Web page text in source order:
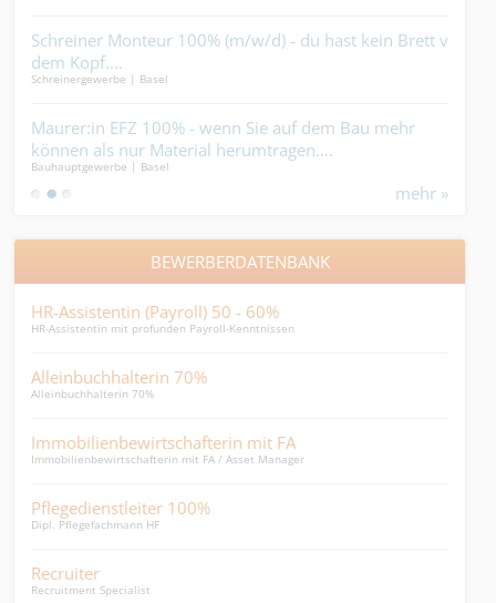
Schreiner Monteur 100% (m/w/d) - du hast kein Brett vor
dem Kopf....
Schreinergewerbe | Basel
Maurer:in EFZ 100% - wenn Sie auf dem Bau mehr
können als nur Material herumtragen….
Bauhauptgewerbe | Basel
mehr »
BEWERBERDATENBANK
HR-Assistentin (Payroll) 50 - 60%
HR-Assistentin mit profunden Payroll-Kenntnissen
Alleinbuchhalterin 70%
Alleinbuchhalterin 70%
Immobilienbewirtschafterin mit FA
Immobilienbewirtschafterin mit FA / Asset Manager
Pflegedienstleiter 100%
Dipl. Pflegefachmann HF
Recruiter
Recruitment Specialist